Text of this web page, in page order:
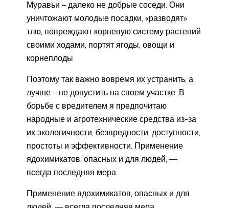
Муравьи – далеко не добрые соседи. Они
уничтожают молодые посадки, «разводят»
тлю, повреждают корневую систему растений
своими ходами, портят ягоды, овощи и
корнеплоды
Поэтому так важно вовремя их устранить, а
лучше – не допустить на своем участке. В
борьбе с вредителем я предпочитаю
народные и агротехнические средства из-за
их экологичности, безвредности, доступности,
простоты и эффективности. Применение
ядохимикатов, опасных и для людей, —
всегда последняя мера
Применение ядохимикатов, опасных и для